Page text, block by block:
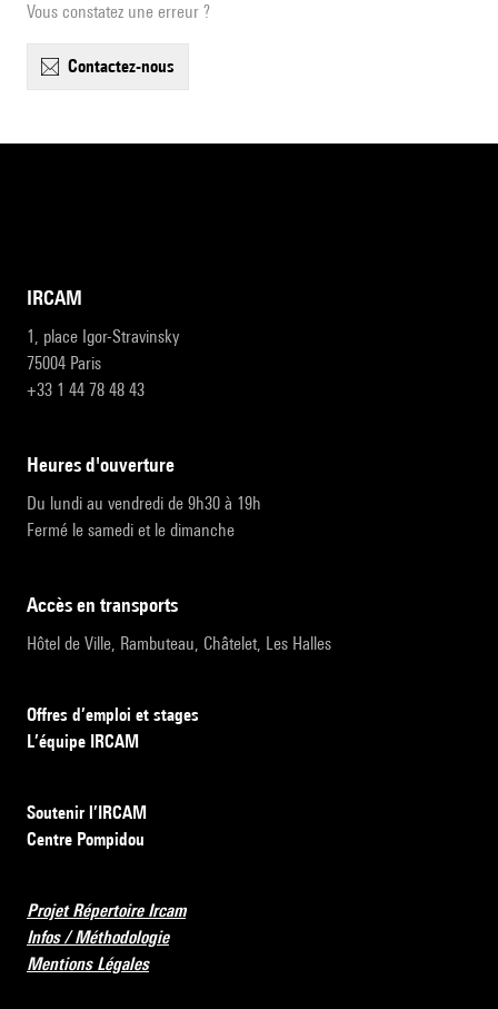
Vous constatez une erreur ?
contactez-nous
IRCAM
1, place Igor-Stravinsky
75004 Paris
+33 1 44 78 48 43
heures d'ouverture
Du lundi au vendredi de 9h30 à 19h
Fermé le samedi et le dimanche
accès en transports
Hôtel de Ville, Rambuteau, Châtelet, Les Halles
Offres d’emploi et stages
L’équipe IRCAM
Soutenir l’IRCAM
Centre Pompidou
Projet Répertoire Ircam
Infos / Méthodologie
Mentions Légales